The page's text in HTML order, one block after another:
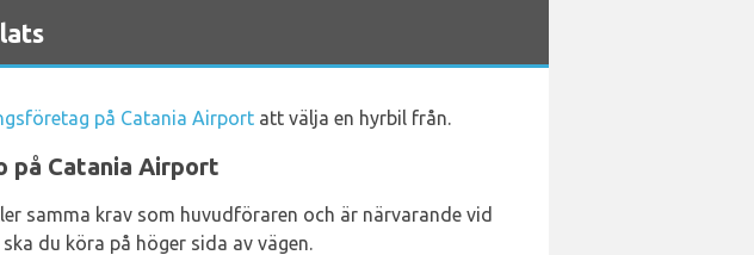
på Catania Airport att välja en hyrbil från.
på Catania Airport
samma krav som huvudföraren och är närvarande vid
du köra på höger sida av vägen.